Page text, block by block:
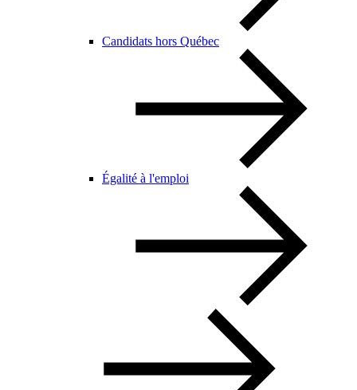
Candidats hors Québec
Égalité à l'emploi